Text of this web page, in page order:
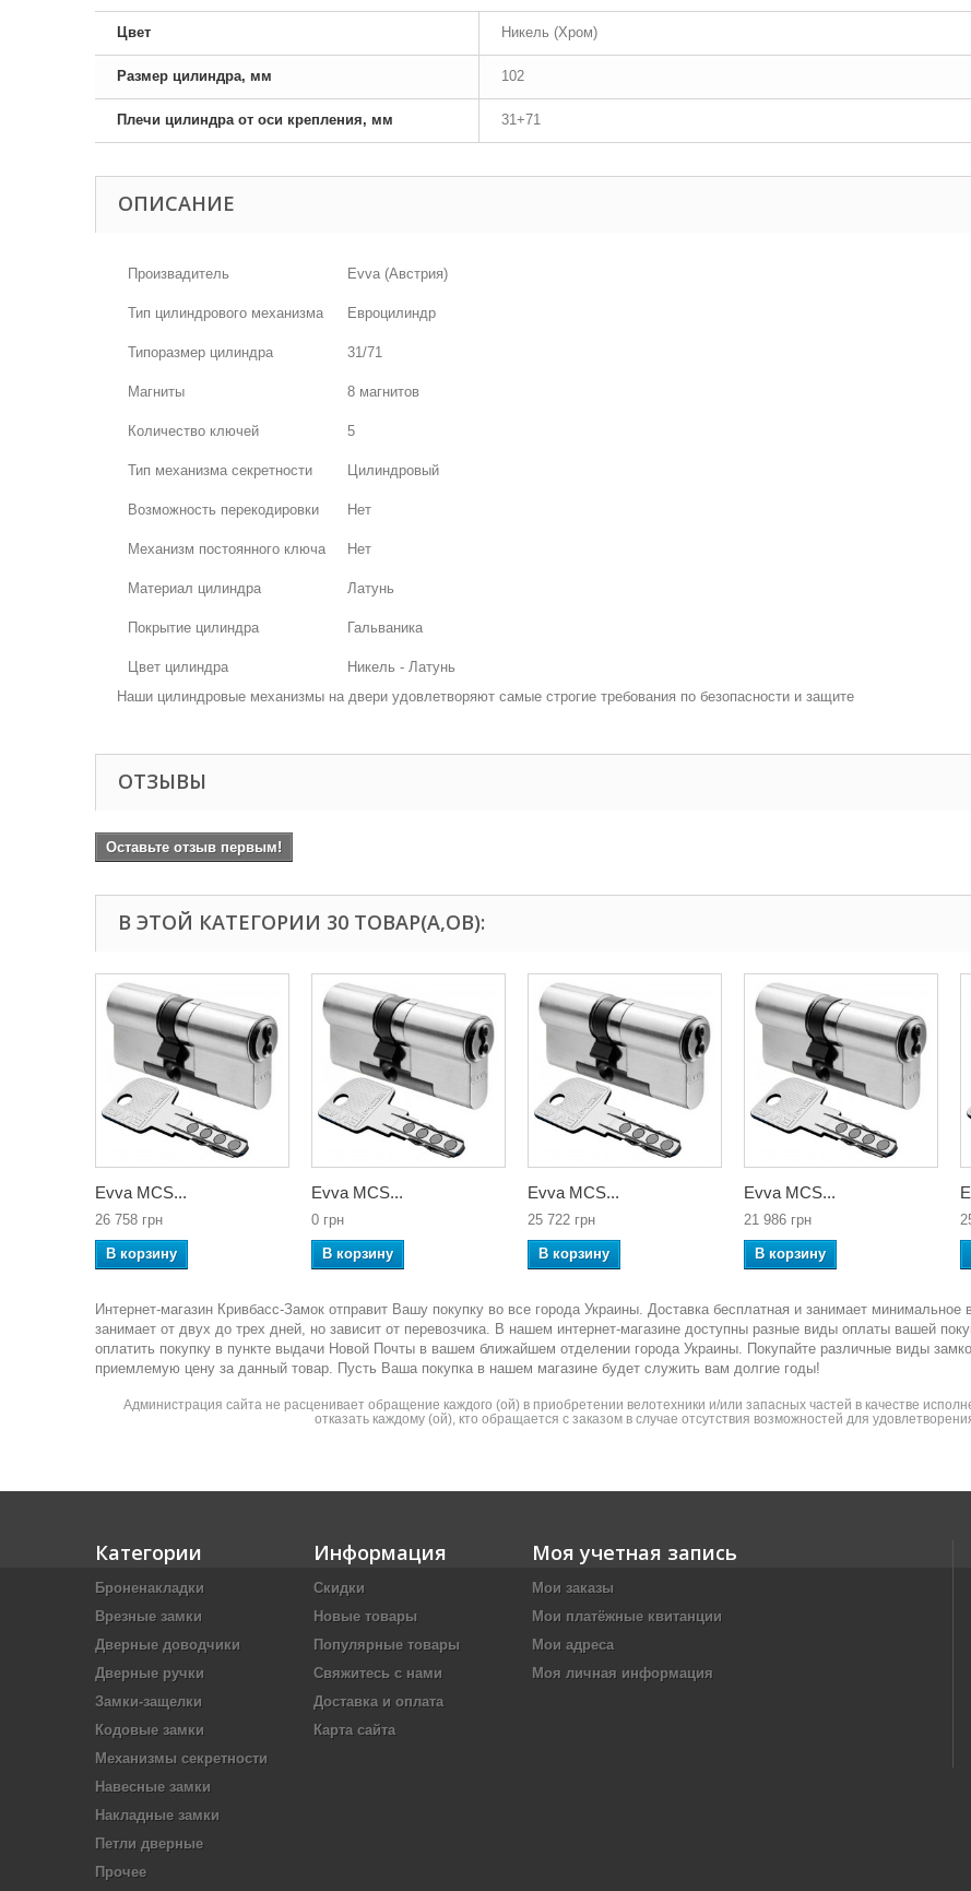
Цвет Никель (Хром)
Размер цилиндра, мм 102
Плечи цилиндра от оси крепления, мм 31+71
ОПИСАНИЕ
Произвадитель Evva (Австрия)
Тип цилиндрового механизма Евроцилиндр
Типоразмер цилиндра 31/71
Магниты 8 магнитов
Количество ключей 5
Тип механизма секретности Цилиндровый
Возможность перекодировки Нет
Механизм постоянного ключа Нет
Материал цилиндра Латунь
Покрытие цилиндра Гальваника
Цвет цилиндра
Никель - Латунь
Наши цилиндровые механизмы на двери удовлетворяют самые строгие требования по безопасности и защите
ОТЗЫВЫ
Оставьте отзыв первым!
В ЭТОЙ КАТЕГОРИИ 30 ТОВАР(А,ОВ):
Evva MCS...
26 758 грн
В корзину
Evva MCS...
0 грн
В корзину
Evva MCS...
25 722 грн
В корзину
Evva MCS...
21 986 грн
В корзину
Интернет-магазин Кривбасс-Замок отправит Вашу покупку во все города Украины. Доставка бесплатная и занимает
занимает от двух до трех дней, но зависит от перевозчика. В нашем интернет-магазине доступны разные виды оплаты вашей
оплатить покупку в пункте выдачи Новой Почты в вашем ближайшем отделении города Украины. Покупайте различные виды
приемлемую цену за данный товар. Пусть Ваша покупка в нашем магазине будет служить вам долгие годы!
Администрация сайта не расценивает обращение каждого (ой) в приобретении велотехники и/или запасных частей в качестве
отказать каждому (ой), кто обращается с заказом в случае отсутствия возможностей для
Категории
Броненакладки
Врезные замки
Дверные доводчики
Дверные ручки
Замки-защелки
Кодовые замки
Механизмы секретности
Навесные замки
Накладные замки
Петли дверные
Прочее
Информация
Скидки
Новые товары
Популярные товары
Свяжитесь с нами
Доставка и оплата
Карта сайта
Моя учетная запись
Мои заказы
Мои платёжные квитанции
Мои адреса
Моя личная информация